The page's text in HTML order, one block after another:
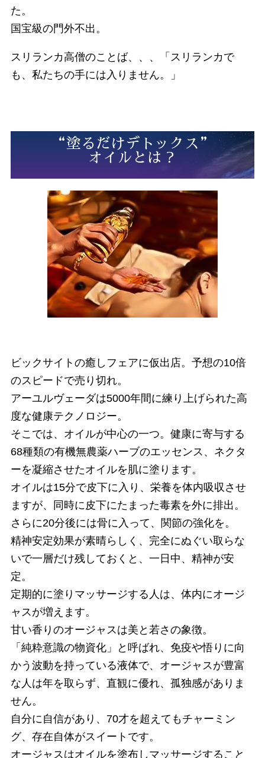
た。
国宝級の門外不出。
スリランカ高僧のことば、、、「スリランカで
も、私たちの手には入りません。」
“塗るだけデトックス”
オイルとは？
ビックサイトの癒しフェアに仮出店。予想の10倍
のスピードで売り切れ。
アーユルヴェーダは5000年間に練り上げられた高
度な健康テクノロジー。
そこでは、オイルが中心の一つ。健康に寄与する
68種類の有機無農薬ハーブのエッセンス、ネクタ
ーを凝縮させたオイルを肌に塗ります。
オイルは15分で皮下に入り、栄養を体内吸収させ
ますが、同時に皮下にたまった毒素を外に排出。
さらに20分後には骨に入って、関節の強化を。
精神安定効果が素晴らしく、完全にぬぐい取らな
いで一層だけ残しておくと、一日中、精神が安
定。
定期的に塗りマッサージする人は、体内にオージ
ャスが増えます。
甘い香りのオージャスは美と若さの象徴。
「純粋意識の物資化」と呼ばれ、免疫や悟りに向
かう波動を持っている液体で、オージャスが豊富
な人は年を取らず、直観に優れ、孤独感がありま
せん。
自分に自信があり、70才を超えてもチャーミン
グ、存在自体がスイートです。
オージャスはオイルを塗布しマッサージすること